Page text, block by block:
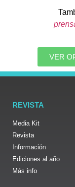
VER
REVISTA
Media Kit
Revista
Información
Ediciones al año
Más info